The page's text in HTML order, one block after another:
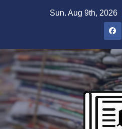
Sun. Aug 9th, 2026